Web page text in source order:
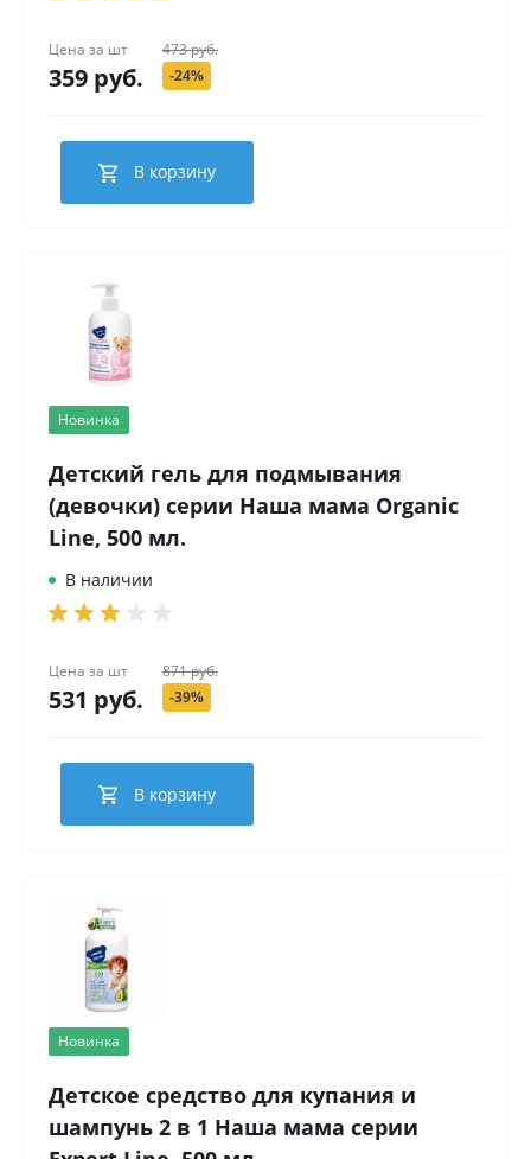
Цена за шт
359 руб.
473 руб.
-24%
В корзину
Новинка
Детский гель для подмывания
(девочки) серии Наша мама Organic
Line, 500 мл.
В наличии
Цена за шт
531 руб.
871 руб.
-39%
В корзину
Новинка
Детское средство для купания и
шампунь 2 в 1 Наша мама серии